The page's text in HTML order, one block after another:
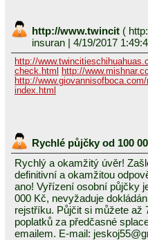
http://www.twincit (
insuran | 4/19/2017
http://
check.html
http://
http://
index.html
Rychlé půjčky od 100
Rychlý a okamžitý úvěr!
definitivní a okamžitou
ano! Vyřízení osobní půjčky
000 Kč, nevyžaduje
rejstříku. Půjčit si můžete až
poplatků za předčasné
emailem. E-mail: